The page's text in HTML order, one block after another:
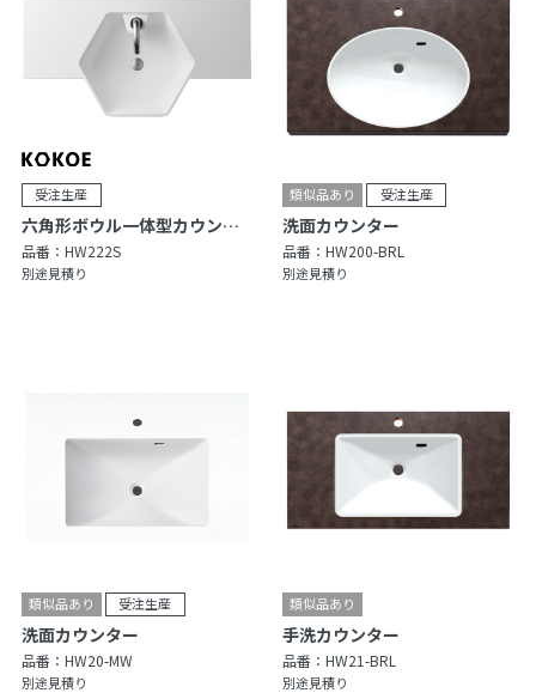
六角形ボウル一体型カウンターセット
品番： HW222S
別途見積り
洗面カウンター
品番：HW200-BRL
別途見積り
洗面カウンター
品番： HW20-MW
別途見積り
手洗カウンター
品番：HW21-BRL
別途見積り